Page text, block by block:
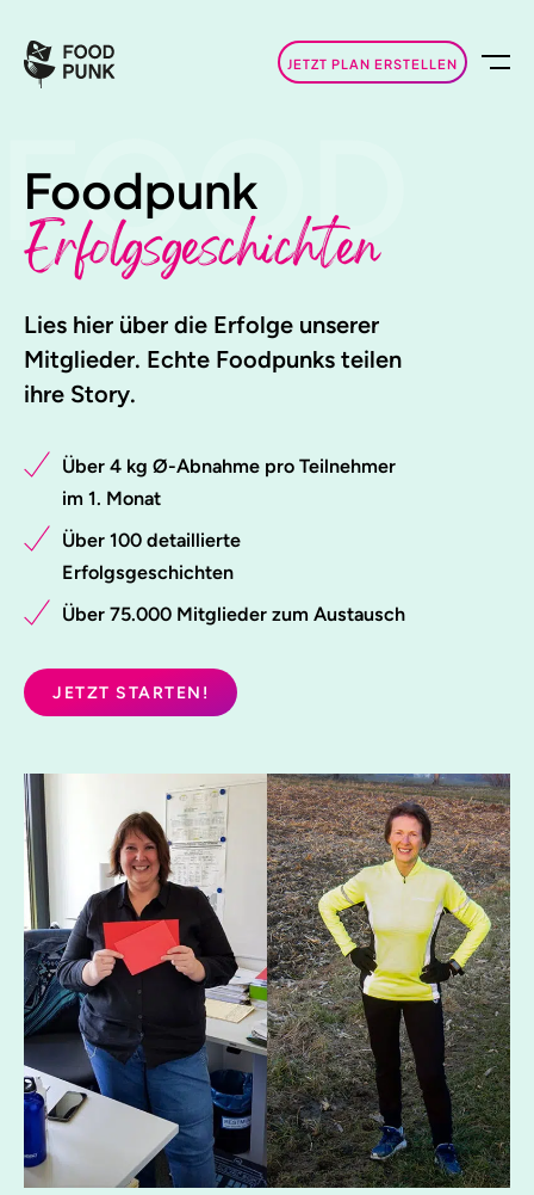
JETZT PLAN ERSTELLEN
FOOD
Foodpunk
Erfolgsgeschichten
Lies hier über die Erfolge unserer
Mitglieder. Echte Foodpunks teilen
ihre Story.
Über 4 kg Ø-Abnahme pro Teilnehmer
im 1. Monat
Über 100 detaillierte
Erfolgsgeschichten
Über 75.000 Mitglieder zum Austausch
JETZT STARTEN!